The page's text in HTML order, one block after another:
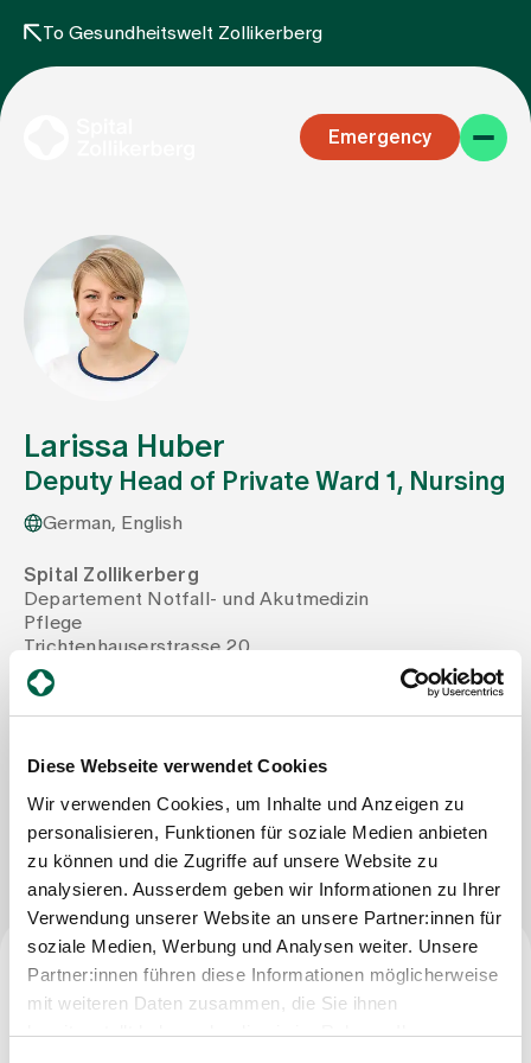
Diese Webseite verwendet Cookies
Wir verwenden Cookies, um Inhalte und Anzeigen zu
personalisieren, Funktionen für soziale Medien anbieten
zu können und die Zugriffe auf unsere Website zu
analysieren. Ausserdem geben wir Informationen zu Ihrer
Verwendung unserer Website an unsere Partner:innen für
soziale Medien, Werbung und Analysen weiter. Unsere
Partner:innen führen diese Informationen möglicherweise
mit weiteren Daten zusammen, die Sie ihnen
bereitgestellt haben oder die sie im Rahmen Ihrer
To Gesundheitswelt Zollikerberg
Emergency
Specialist areas
Stay
Team
Assigning
Events
Jobs & Career
Contact us
Larissa Huber
Deputy Head of Private Ward 1, Nursing
German, English
Spital Zollikerberg
Departement Notfall- und Akutmedizin
Pflege
Trichtenhauserstrasse 20
8125 Zollikerberg
Tel
Write Message
Profession
Qualified nursing specialist HF